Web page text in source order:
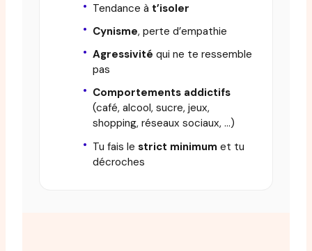
Tendance à t’isoler
Cynisme, perte d’empathie
Agressivité qui ne te ressemble
pas
Comportements addictifs
(café, alcool, sucre, jeux,
shopping, réseaux sociaux, …)
Tu fais le strict minimum et tu
décroches